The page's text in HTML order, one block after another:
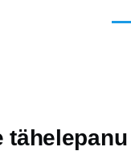
tähelepanu